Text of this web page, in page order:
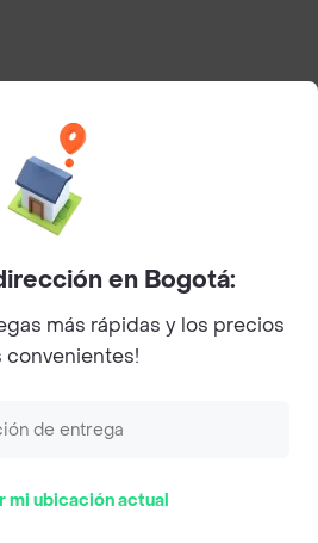
de Restaurantes
países
play AppGallery
en Bogotá:
más rápidas y los precios
convenientes!
mi ubicación actual